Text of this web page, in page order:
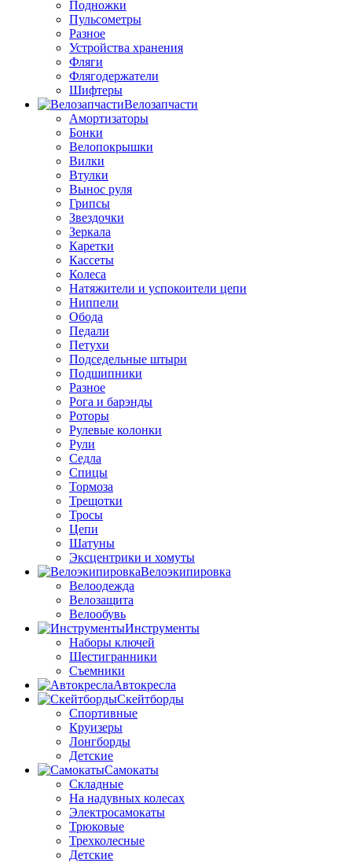
Подножки
Пульсометры
Разное
Устройства хранения
Фляги
Флягодержатели
Шифтеры
Велозапчасти
Амортизаторы
Бонки
Велопокрышки
Вилки
Втулки
Вынос руля
Грипсы
Звездочки
Зеркала
Каретки
Кассеты
Колеса
Натяжители и успокоители цепи
Ниппели
Обода
Педали
Петухи
Подседельные штыри
Подшипники
Разное
Рога и барэнды
Роторы
Рулевые колонки
Рули
Седла
Спицы
Тормоза
Трещотки
Тросы
Цепи
Шатуны
Эксцентрики и хомуты
Велоэкипировка
Велоодежда
Велозащита
Велообувь
Инструменты
Наборы ключей
Шестигранники
Съемники
Автокресла
Скейтборды
Спортивные
Круизеры
Лонгборды
Детские
Самокаты
Складные
На надувных колесах
Электросамокаты
Трюковые
Трехколесные
Детские